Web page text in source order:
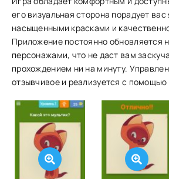
его визуальная сторона порадует вас
насыщенными красками и
Приложение постоянно обновляется
персонажами, что не даст вам
прохождением ни на минуту.
отзывчивое и реализуется с помощью